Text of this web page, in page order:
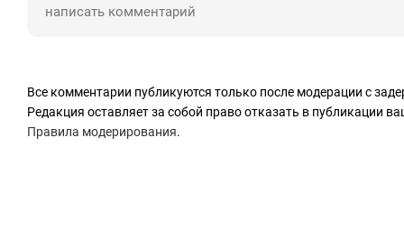
Все комментарии публикуются только после модерации с
Редакция оставляет за собой право отказать в публикации
Правила модерирования.